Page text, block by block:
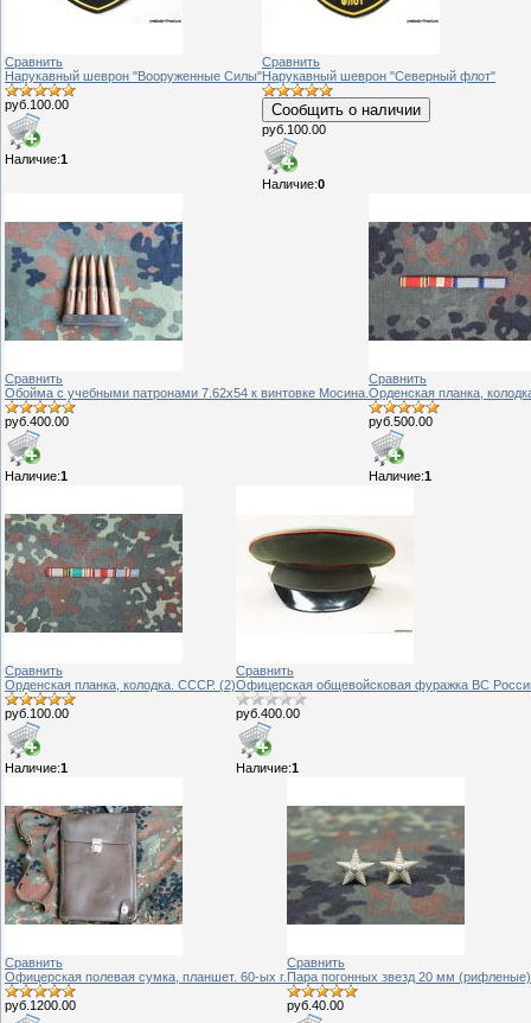
Сравнить
Нарукавный шеврон "Вооруженные Силы"
руб.100.00
Наличие:1
Сравнить
Нарукавный шеврон "Северный флот"
Сообщить о наличии
руб.100.00
Наличие:0
Сравнить
Обойма с учебными патронами 7.62х54 к винтовке Мосина.
руб.400.00
Наличие:1
Сравнить
Орденская планка,
руб.500.00
Наличие:1
Сравнить
Орденская планка, колодка. СССР. (2)
руб.100.00
Наличие:1
Сравнить
Офицерская общевойсковая фуражка ВС
руб.400.00
Наличие:1
Сравнить
Офицерская полевая сумка, планшет. 60-ых г.
руб.1200.00
Сравнить
Пара погонных звезд 20 мм (рифленые)
руб.40.00